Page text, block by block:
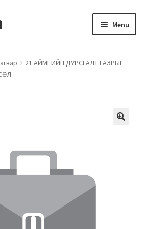
Menu
бичиг баримт
21 АЙМГИЙН ДУРСГАЛТ ГАЗРЫГ